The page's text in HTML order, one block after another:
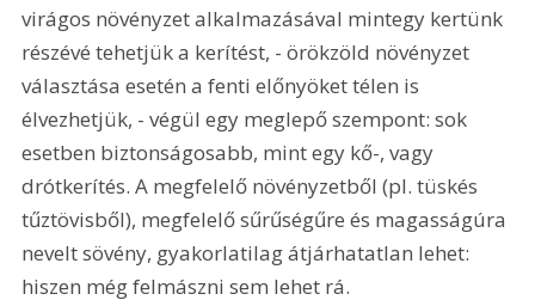
virágos növényzet alkalmazásával mintegy kertünk
részévé tehetjük a kerítést, - örökzöld növényzet
választása esetén a fenti előnyöket télen is
élvezhetjük, - végül egy meglepő szempont: sok
esetben biztonságosabb, mint egy kő-, vagy
drótkerítés. A megfelelő növényzetből (pl. tüskés
tűztövisből), megfelelő sűrűségűre és magasságúra
nevelt sövény, gyakorlatilag átjárhatatlan lehet:
hiszen még felmászni sem lehet rá.